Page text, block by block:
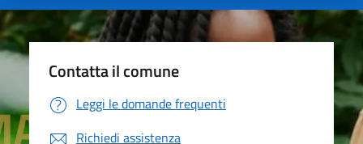
Contatta il comune
Leggi le domande frequenti
Richiedi assistenza